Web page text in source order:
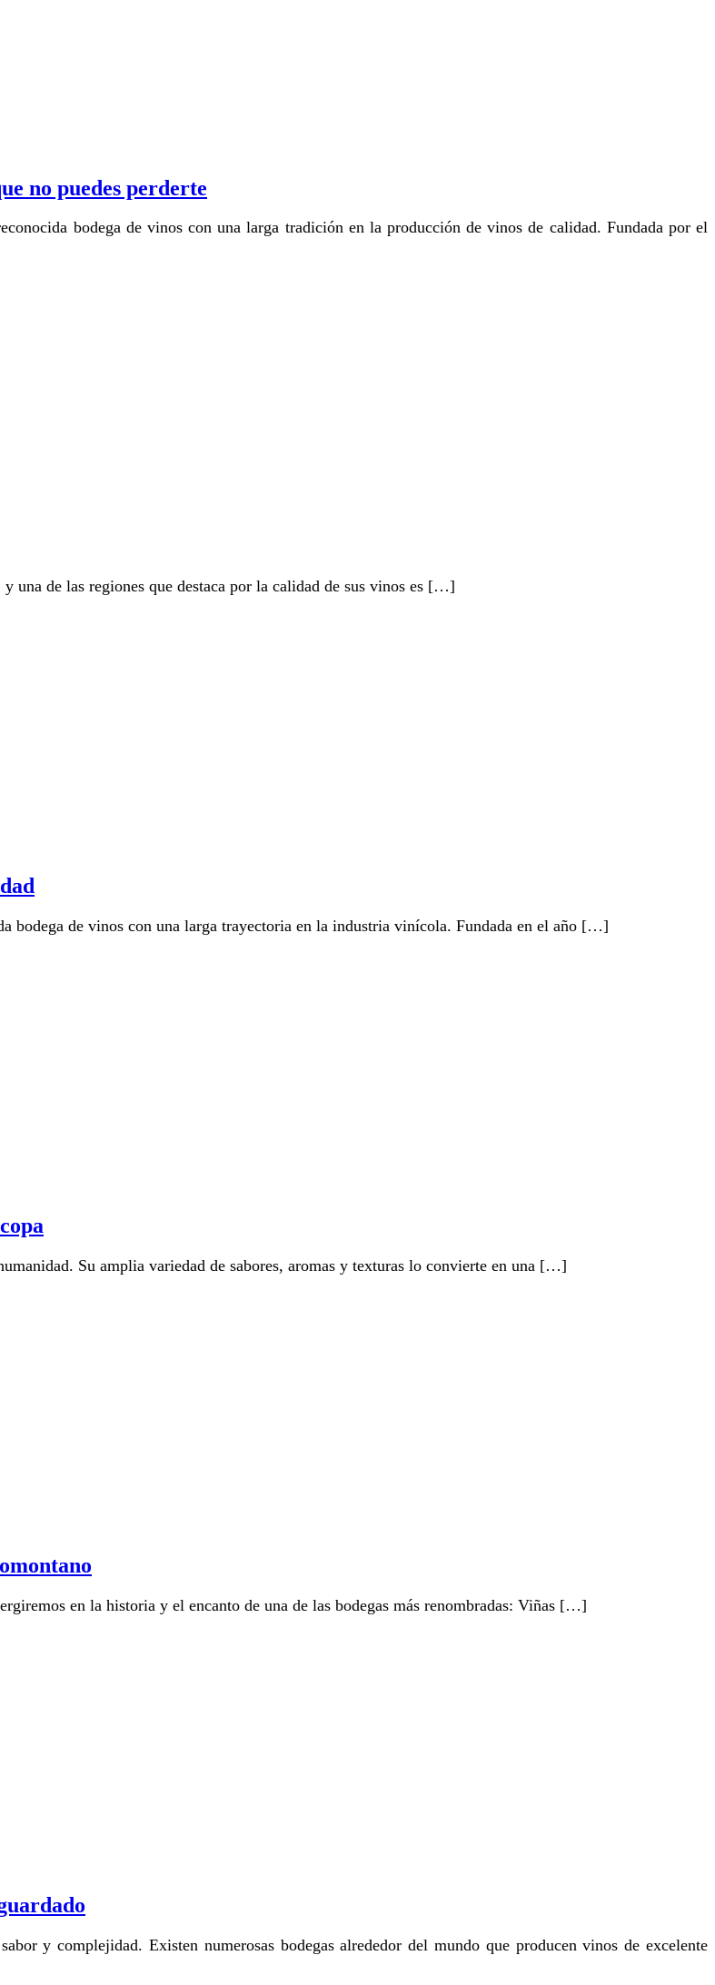
no puedes perderte
y una de las regiones que destaca por la calidad de sus vinos es […]
bodega de vinos con una larga trayectoria en la industria vinícola. Fundada en el año […]
Su amplia variedad de sabores, aromas y texturas lo convierte en una […]
en la historia y el encanto de una de las bodegas más renombradas: Viñas […]